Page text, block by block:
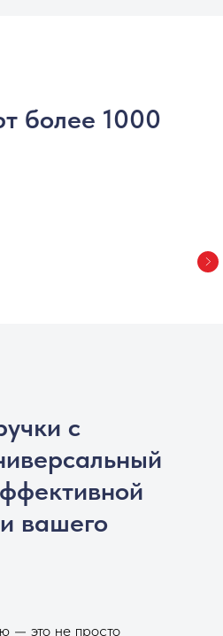
более 1000
с
вашего
— это не просто